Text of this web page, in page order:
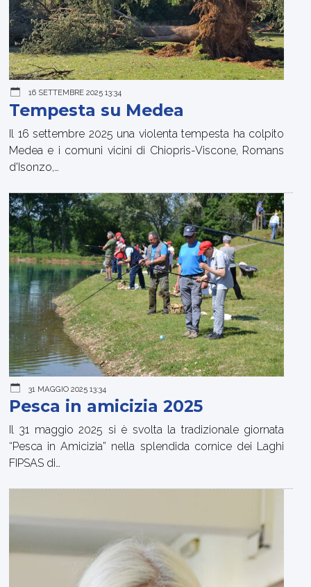
16 SETTEMBRE 2025 13:34
Tempesta su Medea
Il 16 settembre 2025 una violenta tempesta ha colpito
Medea e i comuni vicini di Chiopris-Viscone, Romans
d'Isonzo,…
31 MAGGIO 2025 13:34
Pesca in amicizia 2025
Il 31 maggio 2025 si è svolta la tradizionale giornata
“Pesca in Amicizia” nella splendida cornice dei Laghi
FIPSAS di…